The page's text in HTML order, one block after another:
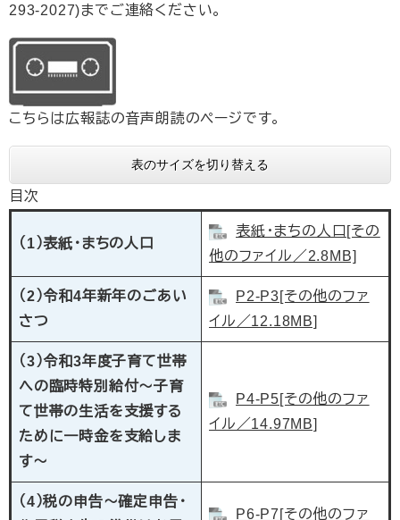
293-2027)までご連絡ください。
こちらは広報誌の音声朗読のページです。
表のサイズを切り替える
目次
（1）表紙・まちの人口
表紙・まちの人口[その
他のファイル／2.8MB]
（2）令和4年新年のごあい
さつ
P2-P3[その他のファ
イル／12.18MB]
（3）令和3年度子育て世帯
への臨時特別給付～子育
て世帯の生活を支援する
ために一時金を支給しま
す～
P4-P5[その他のファ
イル／14.97MB]
（4）税の申告～確定申告・
P6-P7[その他のファ